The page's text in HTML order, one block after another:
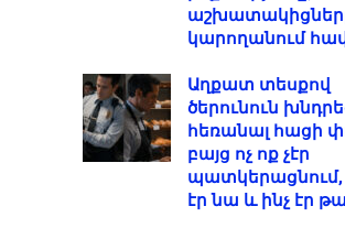
կարողանում
Աղքատ տեսքով
ծերունուն
հեռանալ հացի
բայց ոչ ոք չէր
պատկերացնում,
էր նա և ինչ էր